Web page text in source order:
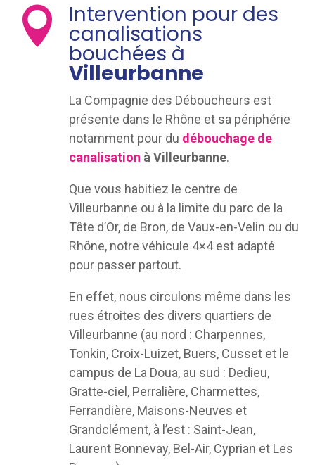
 Intervention pour des
canalisations
bouchées à
Villeurbanne
La Compagnie des Déboucheurs est
présente dans le Rhône et sa périphérie
notamment pour du débouchage de
canalisation à Villeurbanne.
Que vous habitiez le centre de
Villeurbanne ou à la limite du parc de la
Tête d’Or, de Bron, de Vaux-en-Velin ou du
Rhône, notre véhicule 4×4 est adapté
pour passer partout.
En effet, nous circulons même dans les
rues étroites des divers quartiers de
Villeurbanne (au nord : Charpennes,
Tonkin, Croix-Luizet, Buers, Cusset et le
campus de La Doua, au sud : Dedieu,
Gratte-ciel, Perralière, Charmettes,
Ferrandière, Maisons-Neuves et
Grandclément, à l’est : Saint-Jean,
Laurent Bonnevay, Bel-Air, Cyprian et Les